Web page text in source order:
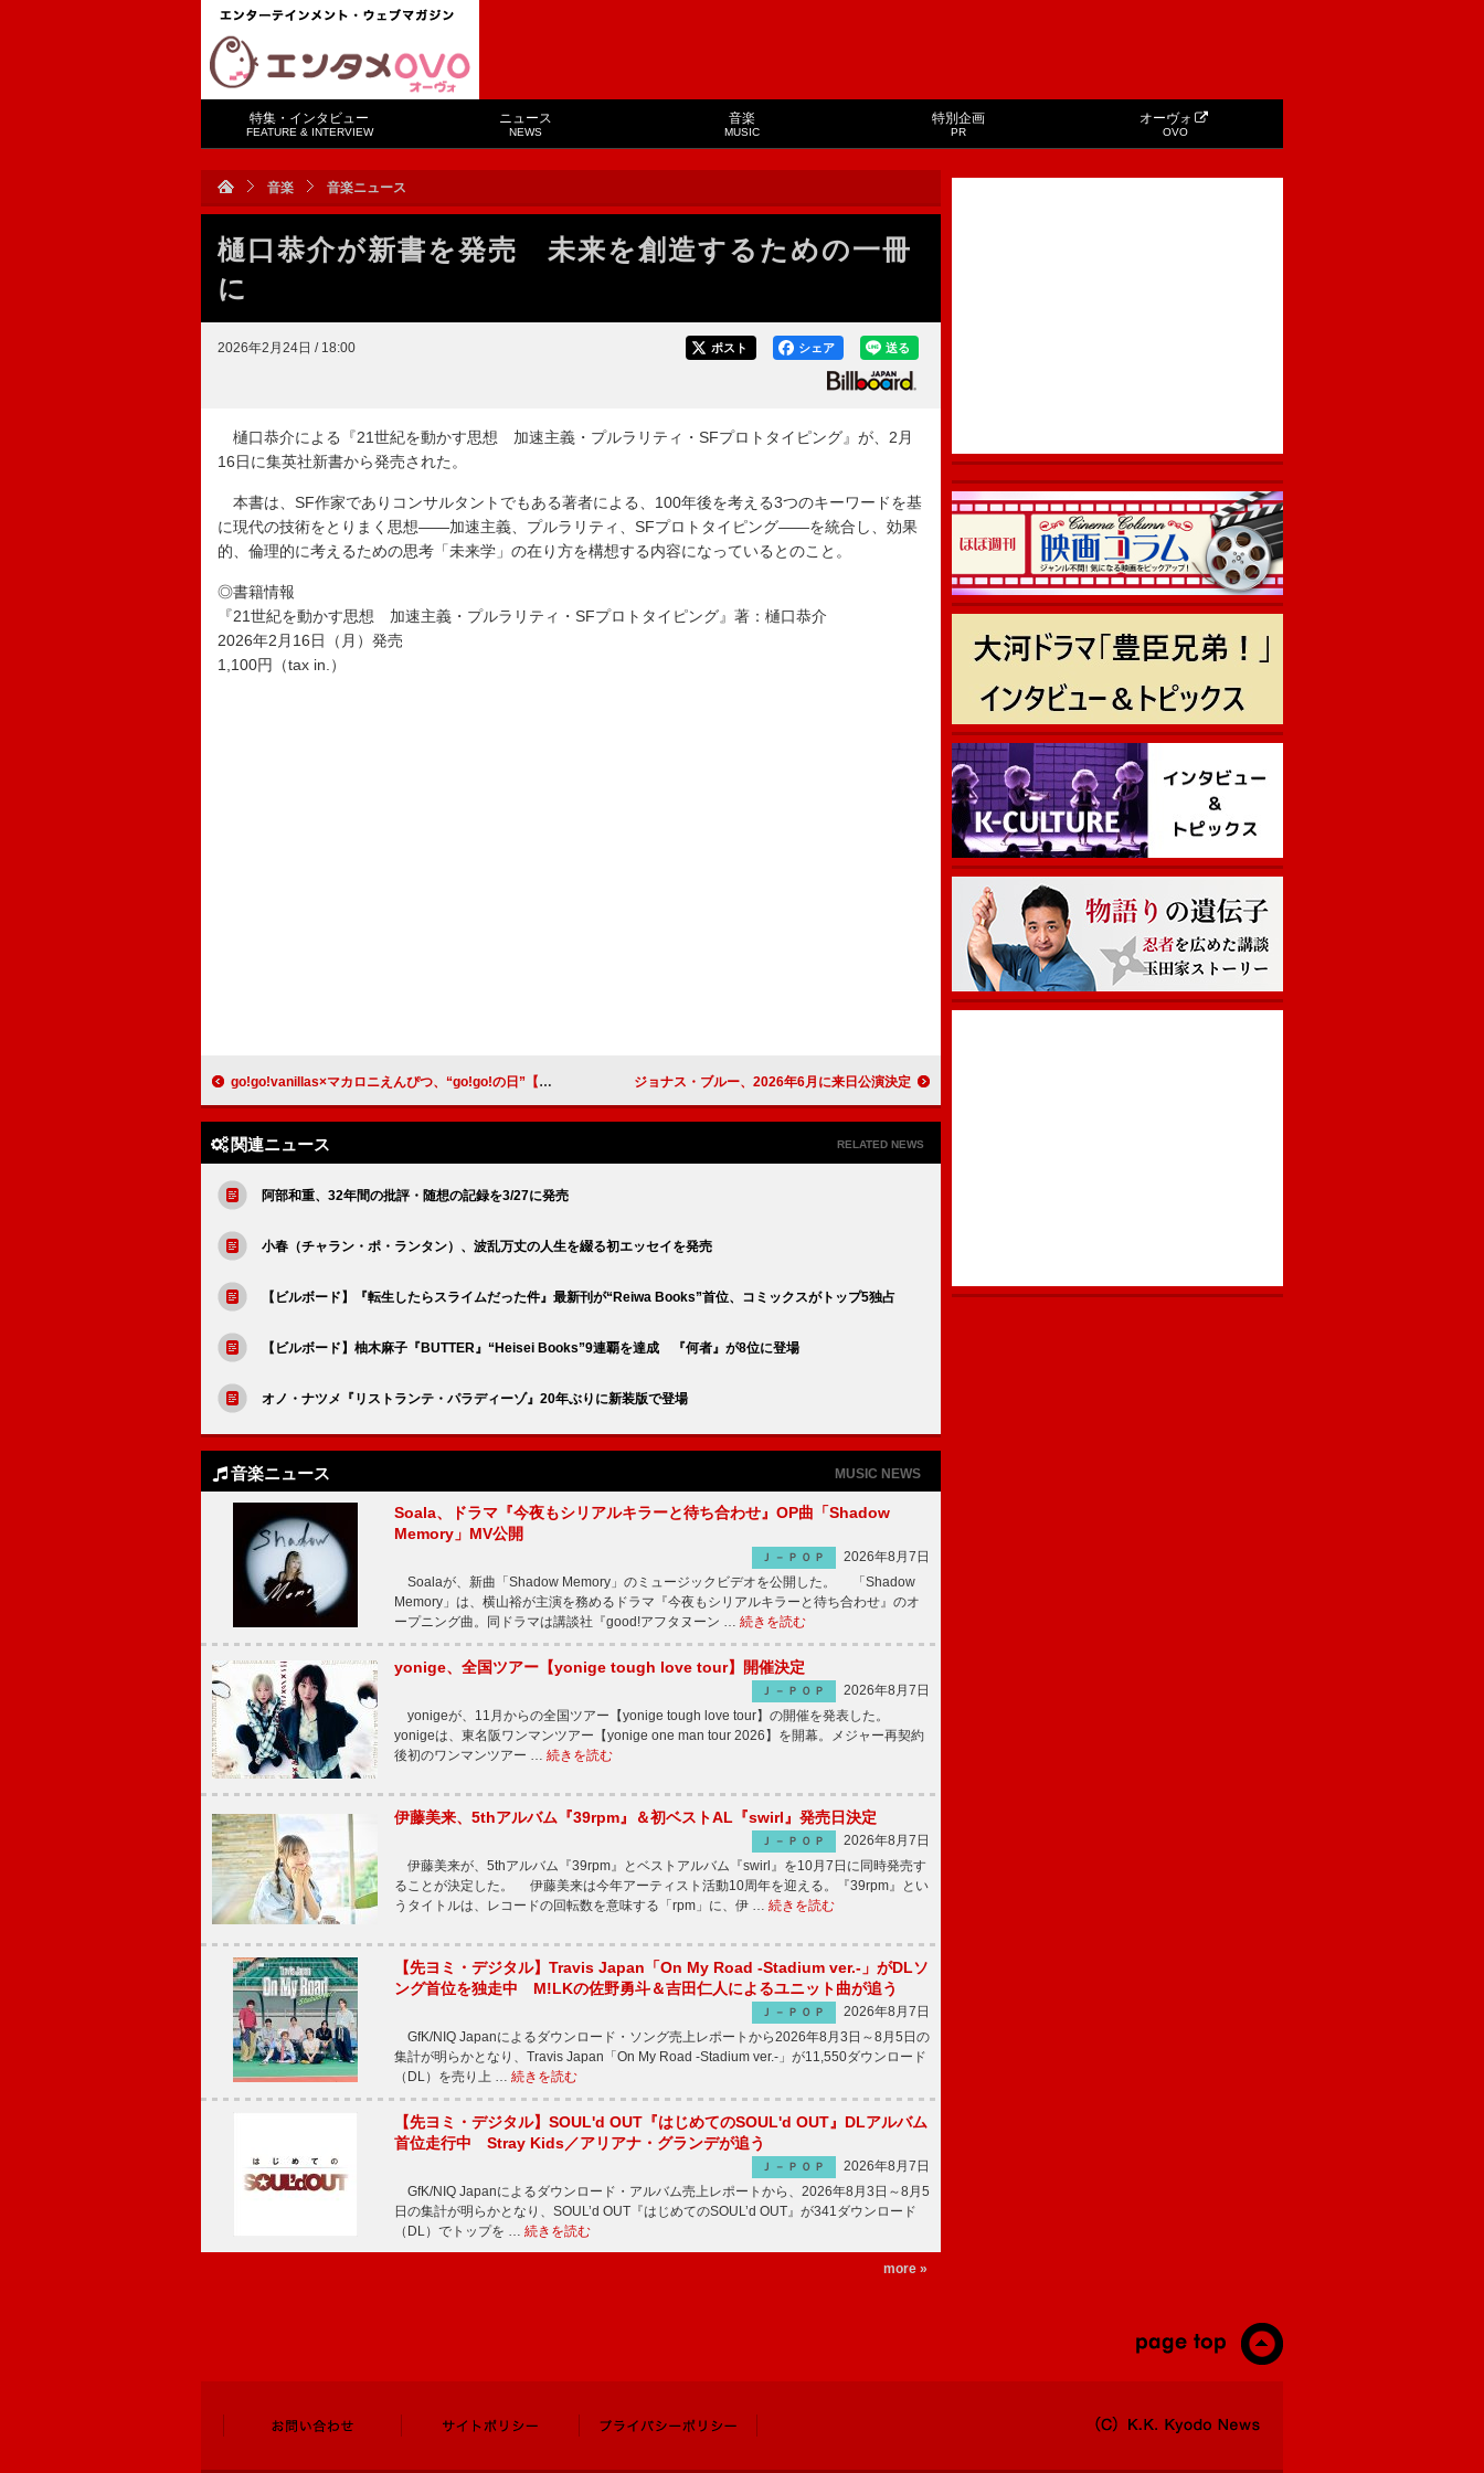
特集・インタビュー
FEATURE & INTERVIEW
ニュース
NEWS
音楽
MUSIC
特別企画
PR
オーヴォ
OVO
音楽 音楽ニュース
樋口恭介が新書を発売 未来を創造するための一冊
に
2026年2月24日 / 18:00 送る
シェア
ポスト
樋口恭介による『21世紀を動かす思想 加速主義・プルラリティ・SFプロトタイピング』が、2月
16日に集英社新書から発売された。
本書は、SF作家でありコンサルタントでもある著者による、100年後を考える3つのキーワードを基
に現代の技術をとりまく思想――加速主義、プルラリティ、SFプロトタイピング――を統合し、効果
的、倫理的に考えるための思考「未来学」の在り方を構想する内容になっているとのこと。
◎書籍情報
『21世紀を動かす思想 加速主義・プルラリティ・SFプロトタイピング』著：樋口恭介
2026年2月16日（月）発売
1,100円（tax in.）
go!go!vanillas×マカロニえんぴつ、“go!go!の日”【READY STEADY go!go!】でツーマン ジョナス・ブルー、2026年6月に来日公演決定
関連ニュース RELATED NEWS
阿部和重、32年間の批評・随想の記録を3/27に発売
小春（チャラン・ポ・ランタン）、波乱万丈の人生を綴る初エッセイを発売
【ビルボード】『転生したらスライムだった件』最新刊が“Reiwa Books”首位、コミックスがトップ5独占
【ビルボード】柚木麻子『BUTTER』“Heisei Books”9連覇を達成 『何者』が8位に登場
オノ・ナツメ『リストランテ・パラディーゾ』20年ぶりに新装版で登場
音楽ニュース MUSIC NEWS
Soala、ドラマ『今夜もシリアルキラーと待ち合わせ』OP曲「Shadow
Memory」MV公開
Ｊ－ＰＯＰ
2026年8月7日
Soalaが、新曲「Shadow Memory」のミュージックビデオを公開した。 「Shadow
Memory」は、横山裕が主演を務めるドラマ『今夜もシリアルキラーと待ち合わせ』のオ
ープニング曲。同ドラマは講談社『good!アフタヌーン … 続きを読む
yonige、全国ツアー【yonige tough love tour】開催決定
Ｊ－ＰＯＰ
2026年8月7日
yonigeが、11月からの全国ツアー【yonige tough love tour】の開催を発表した。
yonigeは、東名阪ワンマンツアー【yonige one man tour 2026】を開幕。メジャー再契約
後初のワンマンツアー … 続きを読む
伊藤美来、5thアルバム『39rpm』＆初ベストAL『swirl』発売日決定
Ｊ－ＰＯＰ
2026年8月7日
伊藤美来が、5thアルバム『39rpm』とベストアルバム『swirl』を10月7日に同時発売す
ることが決定した。 伊藤美来は今年アーティスト活動10周年を迎える。『39rpm』とい
うタイトルは、レコードの回転数を意味する「rpm」に、伊 … 続きを読む
【先ヨミ・デジタル】Travis Japan「On My Road -Stadium ver.-」がDLソ
ング首位を独走中 M!LKの佐野勇斗＆吉田仁人によるユニット曲が追う
Ｊ－ＰＯＰ
2026年8月7日
GfK/NIQ Japanによるダウンロード・ソング売上レポートから2026年8月3日～8月5日の
集計が明らかとなり、Travis Japan「On My Road -Stadium ver.-」が11,550ダウンロード
（DL）を売り上 … 続きを読む
【先ヨミ・デジタル】SOUL'd OUT『はじめてのSOUL'd OUT』DLアルバム
首位走行中 Stray Kids／アリアナ・グランデが追う
Ｊ－ＰＯＰ
2026年8月7日
GfK/NIQ Japanによるダウンロード・アルバム売上レポートから、2026年8月3日～8月5
日の集計が明らかとなり、SOUL’d OUT『はじめてのSOUL’d OUT』が341ダウンロード
（DL）でトップを … 続きを読む
more »